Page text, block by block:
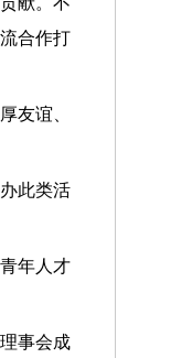
合作打
友谊、
此类活
年人才
事会成